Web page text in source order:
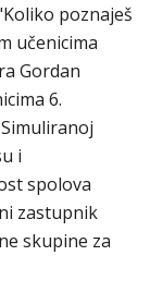
poznaješ
učenicima
Gordan
6.
i
spolova
zastupnik
skupine za